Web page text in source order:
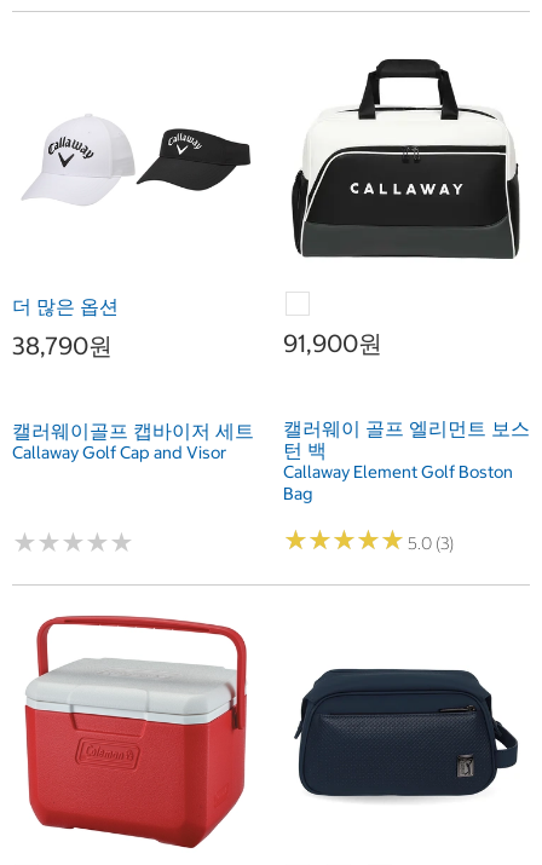
더 많은 옵션
38,790원
캘러웨이골프 캡바이저 세트
Callaway Golf Cap and Visor
★★★★★
★★★★★
91,900원
캘러웨이 골프 엘리먼트 보스
턴 백
Callaway Element Golf Boston
Bag
★★★★★
★★★★★ 5.0 (3)